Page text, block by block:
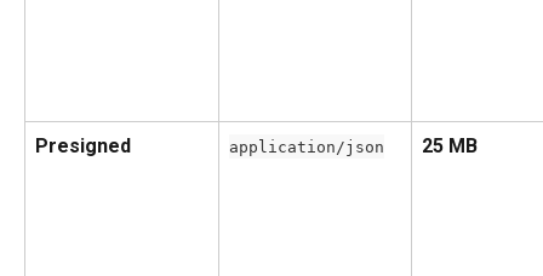
Presigned application/json 25 MB